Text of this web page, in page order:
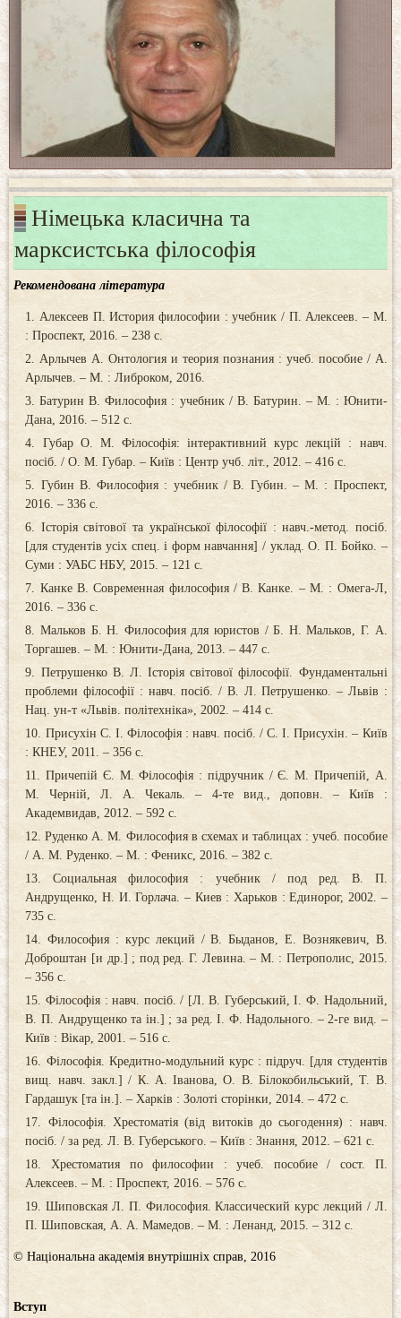
Німецька класична та
марксистська філософія
Рекомендована література
Алексеев П. История философии : учебник / П. Алексеев. – М.
: Проспект, 2016. – 238 с.
Арлычев А. Онтология и теория познания : учеб. пособие / А.
Арлычев. – М. : Либроком, 2016.
Батурин В. Философия : учебник / В. Батурин. – М. : Юнити-
Дана, 2016. – 512 с.
Губар О. М. Філософія: інтерактивний курс лекцій : навч.
посіб. / О. М. Губар. – Київ : Центр учб. літ., 2012. – 416 с.
Губин В. Философия : учебник / В. Губин. – М. : Проспект,
2016. – 336 с.
Історія світової та української філософії : навч.-метод. посіб.
[для студентів усіх спец. і форм навчання] / уклад. О. П. Бойко. –
Суми : УАБС НБУ, 2015. – 121 с.
Канке В. Современная философия / В. Канке. – М. : Омега-Л,
2016. – 336 с.
Мальков Б. Н. Философия для юристов / Б. Н. Мальков, Г. А.
Торгашев. – М. : Юнити-Дана, 2013. – 447 с.
Петрушенко В. Л. Історія світової філософії. Фундаментальні
проблеми філософії : навч. посіб. / В. Л. Петрушенко. – Львів :
Нац. ун-т «Львів. політехніка», 2002. – 414 с.
Присухін С. І. Філософія : навч. посіб. / С. І. Присухін. – Київ
: КНЕУ, 2011. – 356 с.
Причепій Є. М. Філософія : підручник / Є. М. Причепій, А.
М. Черній, Л. А. Чекаль. – 4-те вид., доповн. – Київ :
Академвидав, 2012. – 592 с.
Руденко А. М. Философия в схемах и таблицах : учеб. пособие
/ А. М. Руденко. – М. : Феникс, 2016. – 382 с.
Социальная философия : учебник / под ред. В. П.
Андрущенко, Н. И. Горлача. – Киев : Харьков : Единорог, 2002. –
735 с.
Философия : курс лекций / В. Быданов, Е. Вознякевич, В.
Доброштан [и др.] ; под ред. Г. Левина. – М. : Петрополис, 2015.
– 356 с.
Філософія : навч. посіб. / [Л. В. Губерський, І. Ф. Надольний,
В. П. Андрущенко та ін.] ; за ред. І. Ф. Надольного. – 2-ге вид. –
Київ : Вікар, 2001. – 516 с.
Філософія. Кредитно-модульний курс : підруч. [для студентів
вищ. навч. закл.] / К. А. Іванова, О. В. Білокобильський, Т. В.
Гардашук [та ін.]. – Харків : Золоті сторінки, 2014. – 472 с.
Філософія. Хрестоматія (від витоків до сьогодення) : навч.
посіб. / за ред. Л. В. Губерського. – Київ : Знання, 2012. – 621 с.
Хрестоматия по философии : учеб. пособие / сост. П.
Алексеев. – М. : Проспект, 2016. – 576 с.
Шиповская Л. П. Философия. Классический курс лекций / Л.
П. Шиповская, А. А. Мамедов. – М. : Ленанд, 2015. – 312 с.
© Національна академія внутрішніх справ, 2016
Вступ